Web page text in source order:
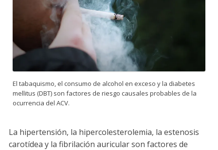
El tabaquismo, el consumo de alcohol en exceso y la diabetes
mellitus (DBT) son factores de riesgo causales probables de la
ocurrencia del ACV.
La hipertensión, la hipercolesterolemia, la estenosis
carotídea y la fibrilación auricular son factores de